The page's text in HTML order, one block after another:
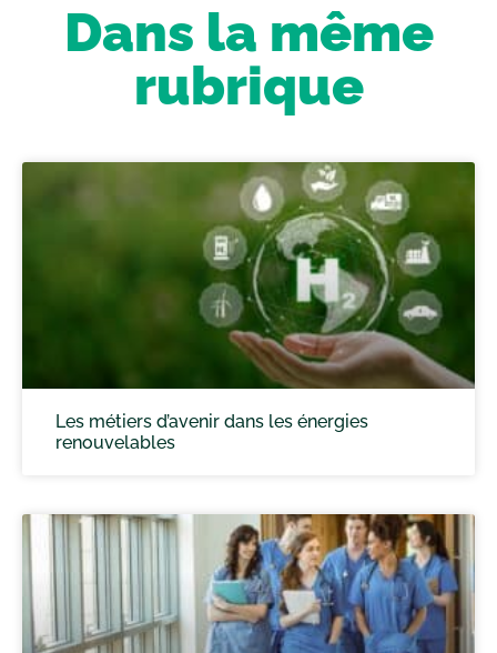
Dans la même
rubrique
Les métiers d’avenir dans les énergies
renouvelables